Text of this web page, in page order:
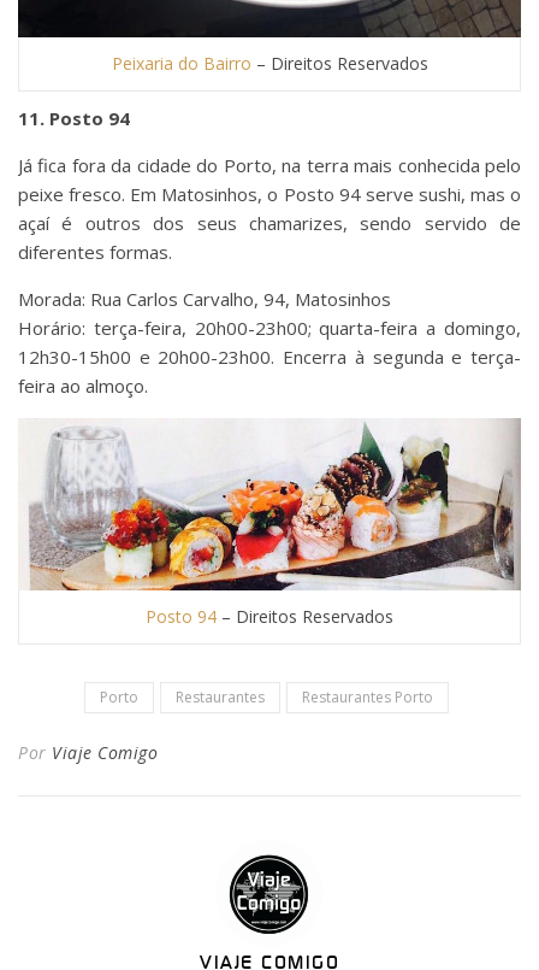
Peixaria do Bairro – Direitos Reservados
11. Posto 94
Já fica fora da cidade do Porto, na terra mais conhecida pelo
peixe fresco. Em Matosinhos, o Posto 94 serve sushi, mas o
açaí é outros dos seus chamarizes, sendo servido de
diferentes formas.
Morada: Rua Carlos Carvalho, 94, Matosinhos
Horário: terça-feira, 20h00-23h00; quarta-feira a domingo,
12h30-15h00 e 20h00-23h00. Encerra à segunda e terça-
feira ao almoço.
Posto 94 – Direitos Reservados
Porto Restaurantes Restaurantes Porto
Por Viaje Comigo
VIAJE COMIGO